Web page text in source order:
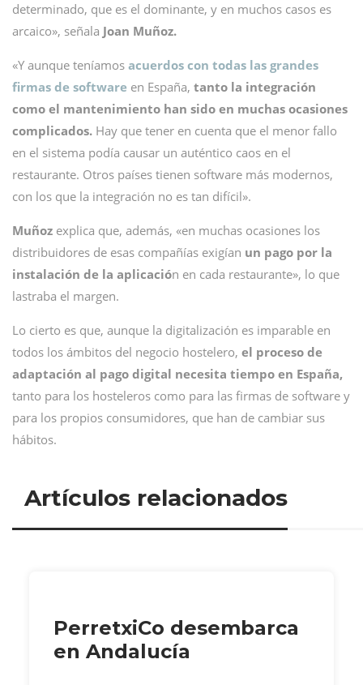
determinado, que es el dominante, y en muchos casos es
arcaico», señala Joan Muñoz.
«Y aunque teníamos acuerdos con todas las grandes
firmas de software en España, tanto la integración
como el mantenimiento han sido en muchas ocasiones
complicados. Hay que tener en cuenta que el menor fallo
en el sistema podía causar un auténtico caos en el
restaurante. Otros países tienen software más modernos,
con los que la integración no es tan difícil».
Muñoz explica que, además, «en muchas ocasiones los
distribuidores de esas compañías exigían un pago por la
instalación de la aplicación en cada restaurante», lo que
lastraba el margen.
Lo cierto es que, aunque la digitalización es imparable en
todos los ámbitos del negocio hostelero, el proceso de
adaptación al pago digital necesita tiempo en España,
tanto para los hosteleros como para las firmas de software y
para los propios consumidores, que han de cambiar sus
hábitos.
Artículos relacionados
PerretxiCo desembarca
en Andalucía